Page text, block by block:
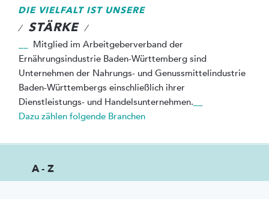
DIE VIELFALT IST UNSERE
/ STÄRKE/
Mitglied im Arbeitgeberverband der
Ernährungsindustrie Baden-Württemberg sind
Unternehmen der Nahrungs- und Genussmittelindustrie
Baden-Württembergs einschließlich ihrer
Dienstleistungs- und Handelsunternehmen.
Dazu zählen folgende Branchen
A - Z